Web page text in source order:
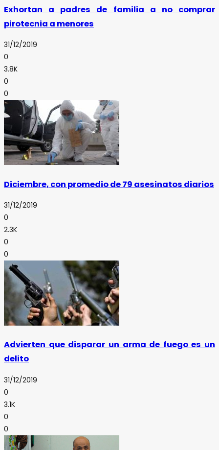
Exhortan a padres de familia a no comprar
pirotecnia a menores
31/12/2019
0
3.8K
0
0
Diciembre, con promedio de 79 asesinatos diarios
31/12/2019
0
2.3K
0
0
Advierten que disparar un arma de fuego es un
delito
31/12/2019
0
3.1K
0
0